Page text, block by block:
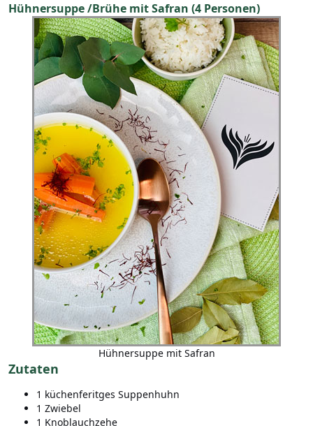
Hühnersuppe /Brühe mit Safran (4 Personen)
Hühnersuppe mit Safran
Zutaten
1 küchenferitges Suppenhuhn
1 Zwiebel
1 Knoblauchzehe